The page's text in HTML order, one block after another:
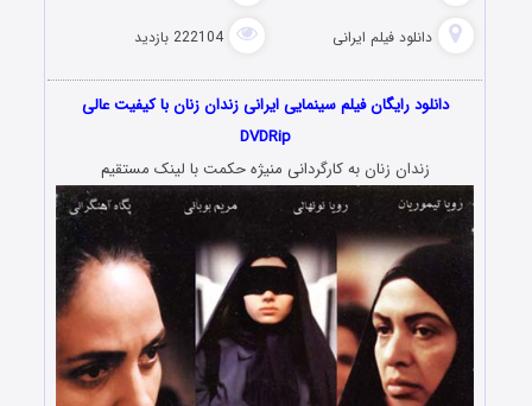
دانلود فیلم‌ ایرانی 222104 بازدید
دانلود رایگان فیلم سینمایی ایرانی زندان زنان با کیفیت عالی
DVDRip
زندان زنان به کارگردانی منیژه حکمت با لینک مستقیم